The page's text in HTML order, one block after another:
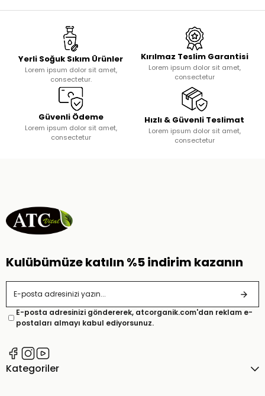
Yerli Soğuk Sıkım Ürünler
Lorem ipsum dolor sit amet,
consectetur.
Kırılmaz Teslim Garantisi
Lorem ipsum dolor sit amet,
consectetur
Güvenli Ödeme
Lorem ipsum dolor sit amet,
consectetur
Hızlı & Güvenli Teslimat
Lorem ipsum dolor sit amet,
consectetur
Kulübümüze katılın %5 indirim kazanın
E-posta adresinizi göndererek, atcorganik.com'dan reklam e-
postaları almayı kabul ediyorsunuz.
Kategoriler